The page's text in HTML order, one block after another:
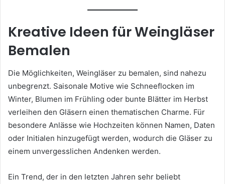
Kreative Ideen für Weingläser
Bemalen
Die Möglichkeiten, Weingläser zu bemalen, sind nahezu
unbegrenzt. Saisonale Motive wie Schneeflocken im
Winter, Blumen im Frühling oder bunte Blätter im Herbst
verleihen den Gläsern einen thematischen Charme. Für
besondere Anlässe wie Hochzeiten können Namen, Daten
oder Initialen hinzugefügt werden, wodurch die Gläser zu
einem unvergesslichen Andenken werden.
Ein Trend, der in den letzten Jahren sehr beliebt